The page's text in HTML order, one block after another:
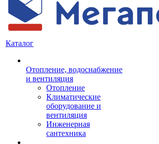
Каталог
Отопление, водоснабжение
и вентиляция
Отопление
Климатические
оборудование и
вентиляция
Инженерная
сантехника